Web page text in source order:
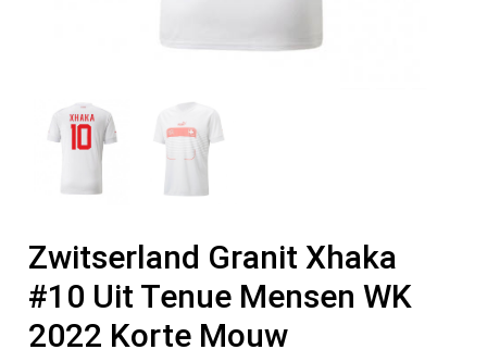
Zwitserland Granit Xhaka
#10 Uit Tenue Mensen WK
2022 Korte Mouw